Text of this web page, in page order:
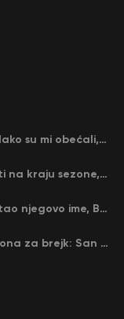
Zašto Rade Krunić ne igra za Srbiju? “Iako su mi obećali, niko me nije zvao…”
Kraj jedne ere – Gvardiola napušta Siti na kraju sezone, menja ga njegov nekadašnji rival
Nejmar ide na Mundijal: Anćeloti pročitao njegovo ime, Brazil u delirijumu (VIDEO)
Strašni Vembanjama “izudarao” šampiona za brejk: San Antonio poveo protiv Oklahome